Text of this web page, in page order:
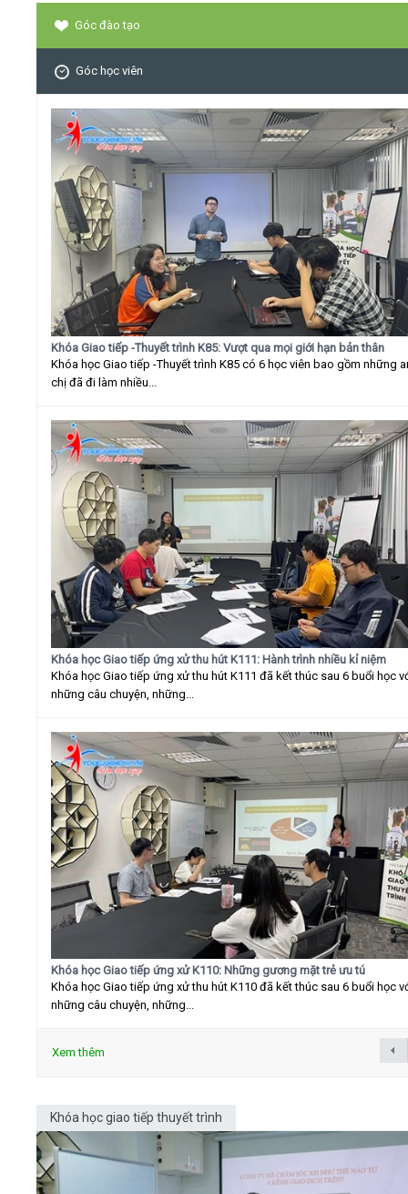
Góc đào tạo
Góc học viên
Khóa Giao tiếp -Thuyết trình K85: Vượt qua mọi giới hạn bản thân
Khóa học Giao tiếp -Thuyết trình K85 có 6 học viên bao gồm những
chị đã đi làm nhiều...
Khóa học Giao tiếp ứng xử thu hút K111: Hành trình nhiều kỉ niệm
Khóa học Giao tiếp ứng xử thu hút K111 đã kết thúc sau 6 buổi học
những câu chuyện, những...
Khóa học Giao tiếp ứng xử K110: Những gương mặt trẻ ưu tú
Khóa học Giao tiếp ứng xử thu hút K110 đã kết thúc sau 6 buổi học
những câu chuyện, những...
Xem thêm
Khóa học giao tiếp thuyết trình